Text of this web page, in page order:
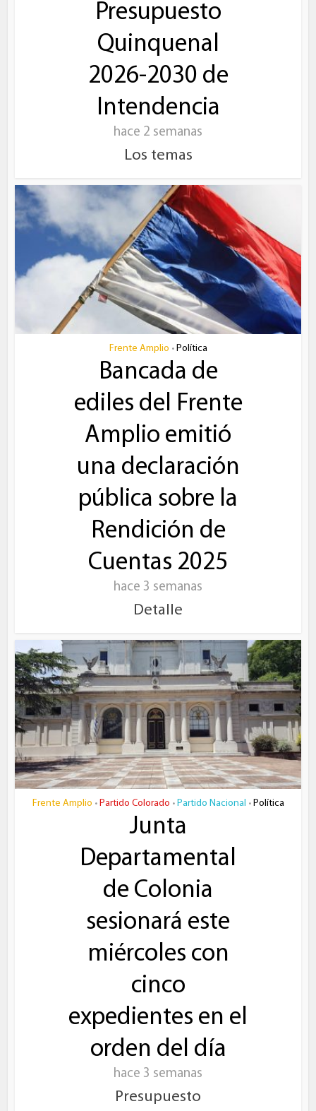
Presupuesto
Quinquenal
2026-2030 de
Intendencia
hace 2 semanas
Los temas
Frente Amplio • Política
Bancada de
ediles del Frente
Amplio emitió
una declaración
pública sobre la
Rendición de
Cuentas 2025
hace 3 semanas
Detalle
Frente Amplio • Partido Colorado • Partido Nacional • Política
Junta
Departamental
de Colonia
sesionará este
miércoles con
cinco
expedientes en el
orden del día
hace 3 semanas
Presupuesto